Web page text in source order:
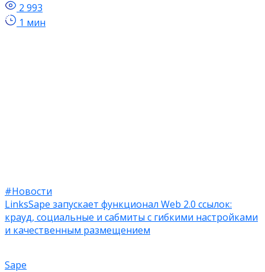
2 993
1 мин
#Новости
LinksSape запускает функционал Web 2.0 ссылок:
крауд, социальные и сабмиты с гибкими настройками
и качественным размещением
Sape